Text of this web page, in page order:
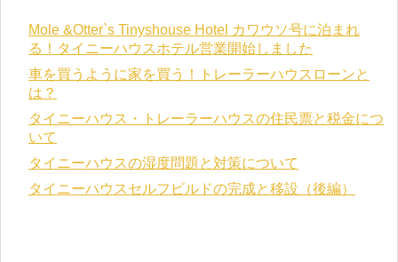
Mole &Otter`s Tinyshouse Hotel カワウソ号に泊まれ
る！タイニーハウスホテル営業開始しました
車を買うように家を買う！トレーラーハウスローンと
は？
タイニーハウス・トレーラーハウスの住民票と税金につ
いて
タイニーハウスの湿度問題と対策について
タイニーハウスセルフビルドの完成と移設（後編）